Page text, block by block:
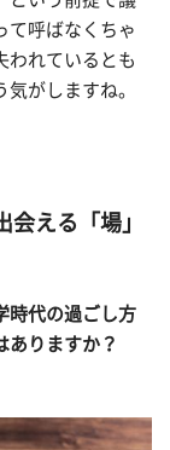
て呼ばなくちゃ
われているとも
がしますね。
える「場」
代の過ごし方
ありますか？